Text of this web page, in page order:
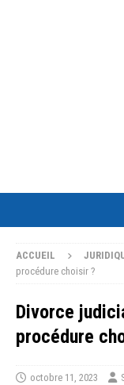
ACCUEIL
procédure choisir ?
Divorce
procédure
octobre 11, 2023